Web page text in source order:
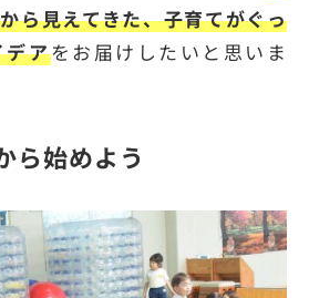
ら見えてきた、子育てがぐっ
デアをお届けしたいと思いま
ら始めよう